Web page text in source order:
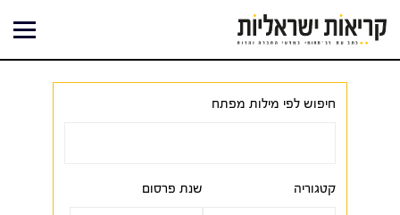
לתוכן
חיפוש לפי מילות מפתח
קטגוריה שנת פרסום